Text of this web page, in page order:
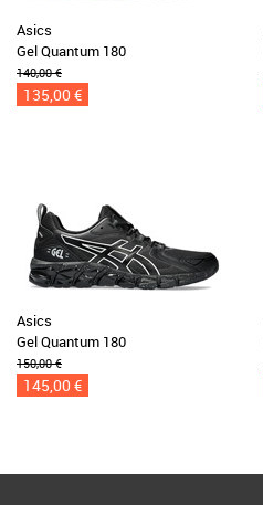
Asics
Gel Quantum 180
140,00 €
135,00 €
Asics
Gel Quantum 180
150,00 €
145,00 €